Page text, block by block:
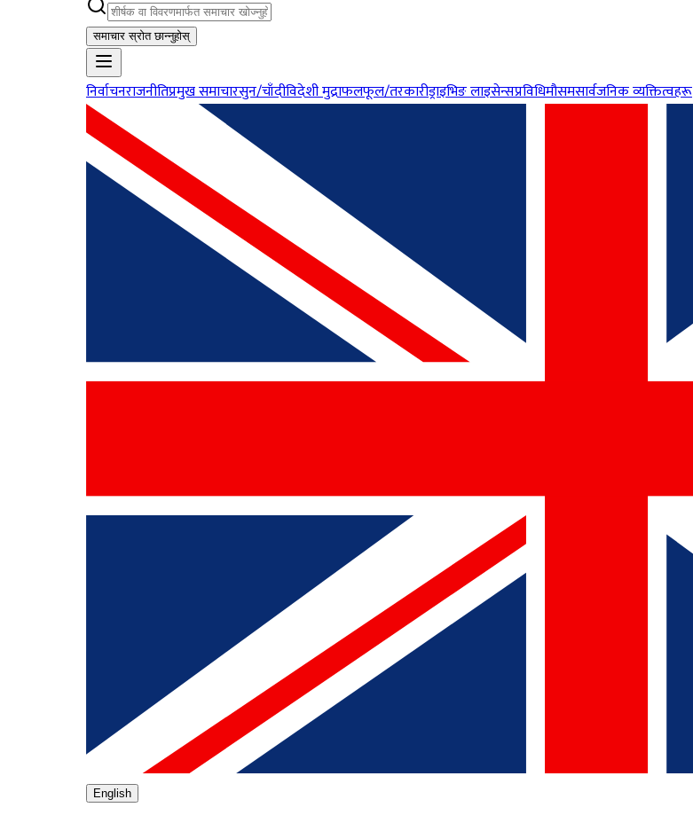
समाचार स्रोत छान्नुहोस्
निर्वाचनराजनीतिप्रमुख समाचारसुन/चाँदीविदेशी मुद्राफलफूल/तरकारीड्राइभिङ लाइसेन्सप्रविधिमौसमसार्वजनिक व्यक्तित्वहरू
English